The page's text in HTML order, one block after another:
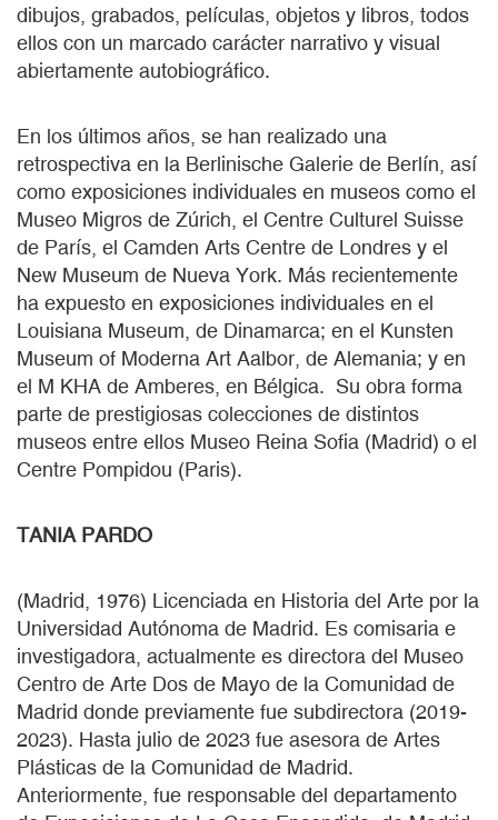
dibujos, grabados, películas, objetos y libros, todos
ellos con un marcado carácter narrativo y visual
abiertamente autobiográfico.
En los últimos años, se han realizado una
retrospectiva en la Berlinische Galerie de Berlín, así
como exposiciones individuales en museos como el
Museo Migros de Zúrich, el Centre Culturel Suisse
de París, el Camden Arts Centre de Londres y el
New Museum de Nueva York. Más recientemente
ha expuesto en exposiciones individuales en el
Louisiana Museum, de Dinamarca; en el Kunsten
Museum of Moderna Art Aalbor, de Alemania; y en
el M KHA de Amberes, en Bélgica. Su obra forma
parte de prestigiosas colecciones de distintos
museos entre ellos Museo Reina Sofia (Madrid) o el
Centre Pompidou (Paris).
TANIA PARDO
(Madrid, 1976) Licenciada en Historia del Arte por la
Universidad Autónoma de Madrid. Es comisaria e
investigadora, actualmente es directora del Museo
Centro de Arte Dos de Mayo de la Comunidad de
Madrid donde previamente fue subdirectora (2019-
2023). Hasta julio de 2023 fue asesora de Artes
Plásticas de la Comunidad de Madrid.
Anteriormente, fue responsable del departamento